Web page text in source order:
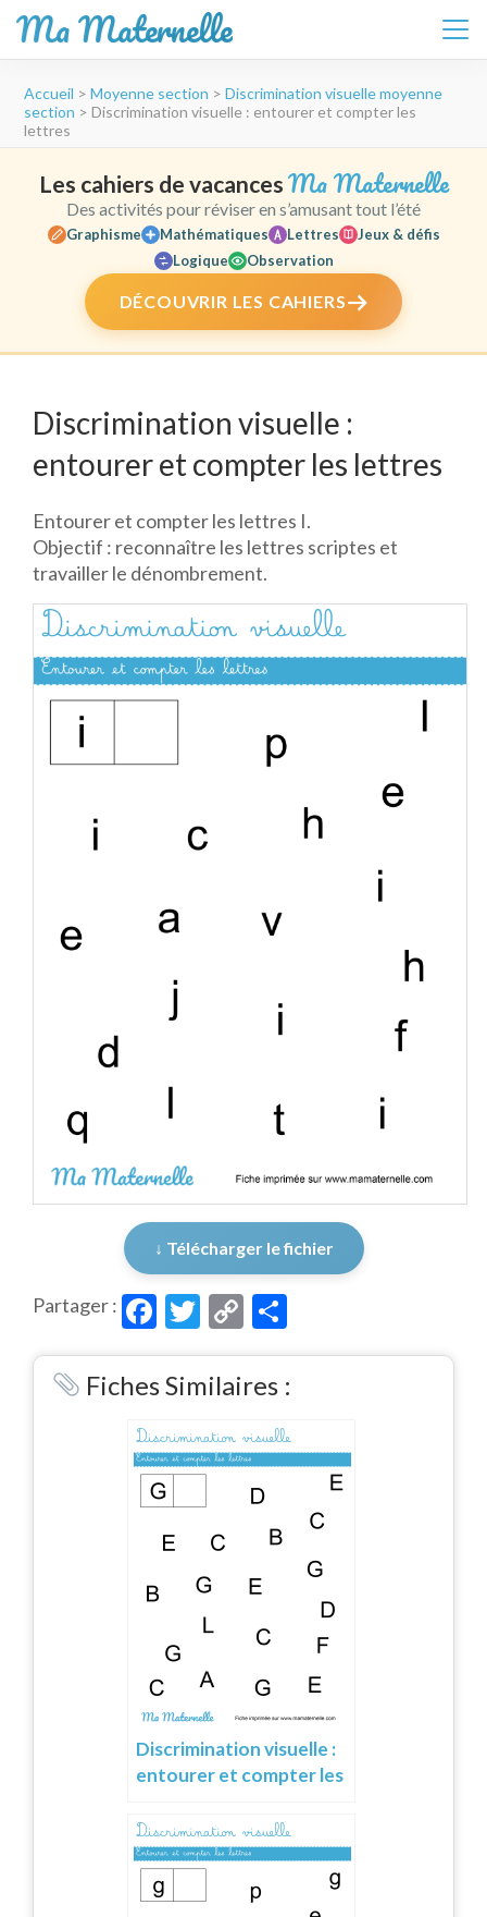
Ma Maternelle
contenu
Entrée)
Accueil > Moyenne section > Discrimination visuelle moyenne
section > Discrimination visuelle : entourer et compter les
lettres
Les cahiers de vacances Ma Maternelle
Des activités pour réviser en s’amusant tout l’été
Graphisme Mathématiques Lettres
Jeux & défis
Logique
Observation
DÉCOUVRIR LES CAHIERS
Discrimination visuelle :
entourer et compter les lettres
Entourer et compter les lettres I.
Objectif : reconnaître les lettres scriptes et
travailler le dénombrement.
↓ Télécharger le fichier
Partager : Facebook
Twitter
Copy
Link
Fiches Similaires :
Discrimination visuelle :
entourer et compter les